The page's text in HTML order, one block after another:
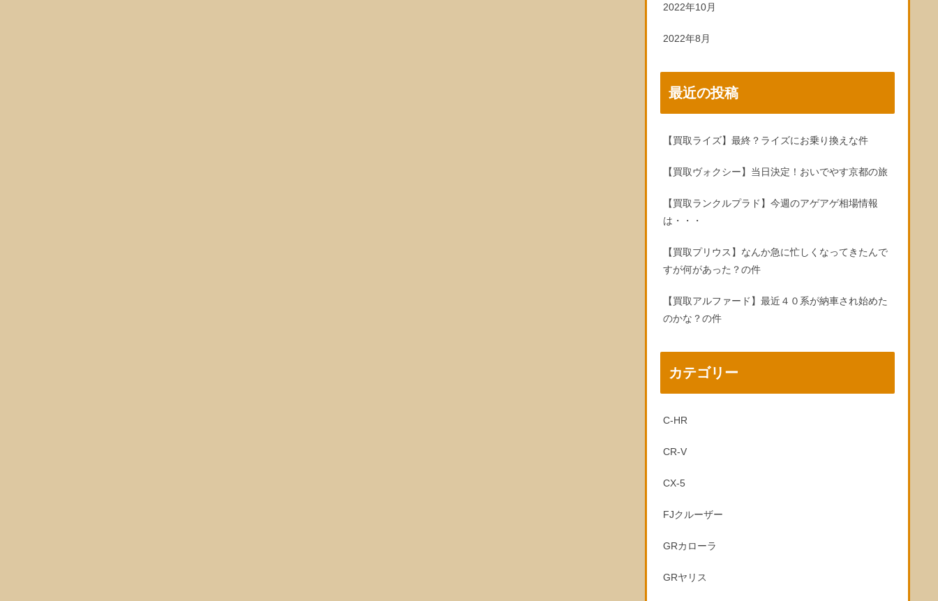
2022年10月
2022年8月
最近の投稿
【買取ライズ】最終？ライズにお乗り換えな件
【買取ヴォクシー】当日決定！おいでやす京都の旅
【買取ランクルプラド】今週のアゲアゲ相場情報
は・・・
【買取プリウス】なんか急に忙しくなってきたんで
すが何があった？の件
【買取アルファード】最近４０系が納車され始めた
のかな？の件
カテゴリー
C-HR
CR-V
CX-5
FJクルーザー
GRカローラ
GRヤリス